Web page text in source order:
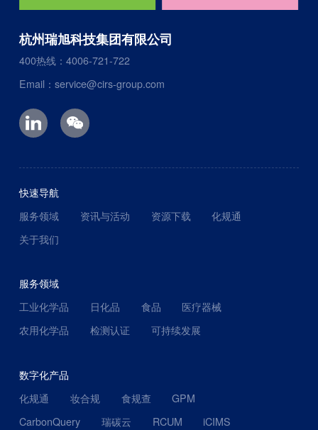
杭州瑞旭科技集团有限公司
400热线：4006-721-722
Email：service@cirs-group.com
快速导航
服务领域
资讯与活动 资源下载
化规通
关于我们
服务领域
工业化学品
日化品 食品
医疗器械
农用化学品
检测认证 可持续发展
数字化产品
化规通
妆合规 食规查
GPM
CarbonQuery
瑞碳云 RCUM iCIMS